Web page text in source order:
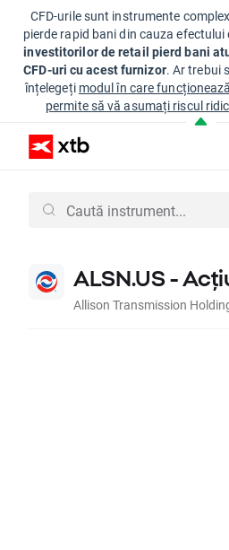
CFD-urile sunt instrumente
pierde rapid bani din cauza efectului
investitorilor de retail pierd bani
CFD-uri cu acest furnizor. Ar trebui
înțelegeți modul în care
permite să vă asumați riscul
ALSN.US -
Allison Transmission